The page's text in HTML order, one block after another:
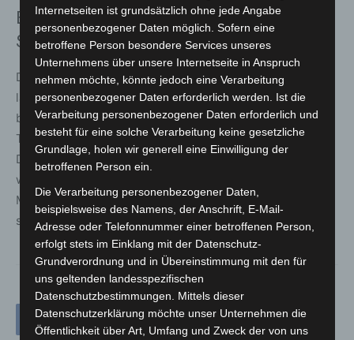
Ermittlungen zu Tatmotiv und
Straftatbestand laufen
Die genauen Hintergründe der Tat sind Gegenstand
laufender Ermittlungen. Nach Angaben der Polizei
bestehen Hinweise darauf, dass zwischen den
Tatbeteiligten kriminelle Verbindungen bestanden.
Derzeit wird geprüft, ob gegen die Tatverdächtigen
wegen des Verdachts des erpresserischen
Menschenraubs oder wegen des Verdachts der
schweren räuberischen Erpressung ermittelt wird.
Internetseiten ist grundsätzlich ohne jede Angabe
personenbezogener Daten möglich. Sofern eine
betroffene Person besondere Services unseres
Unternehmens über unsere Internetseite in Anspruch
nehmen möchte, könnte jedoch eine Verarbeitung
personenbezogener Daten erforderlich werden. Ist die
Verarbeitung personenbezogener Daten erforderlich und
besteht für eine solche Verarbeitung keine gesetzliche
Grundlage, holen wir generell eine Einwilligung der
betroffenen Person ein.
Die Verarbeitung personenbezogener Daten,
beispielsweise des Namens, der Anschrift, E-Mail-
Adresse oder Telefonnummer einer betroffenen Person,
erfolgt stets im Einklang mit der Datenschutz-
Grundverordnung und in Übereinstimmung mit den für
uns geltenden landesspezifischen
Datenschutzbestimmungen. Mittels dieser
Datenschutzerklärung möchte unser Unternehmen die
Öffentlichkeit über Art, Umfang und Zweck der von uns